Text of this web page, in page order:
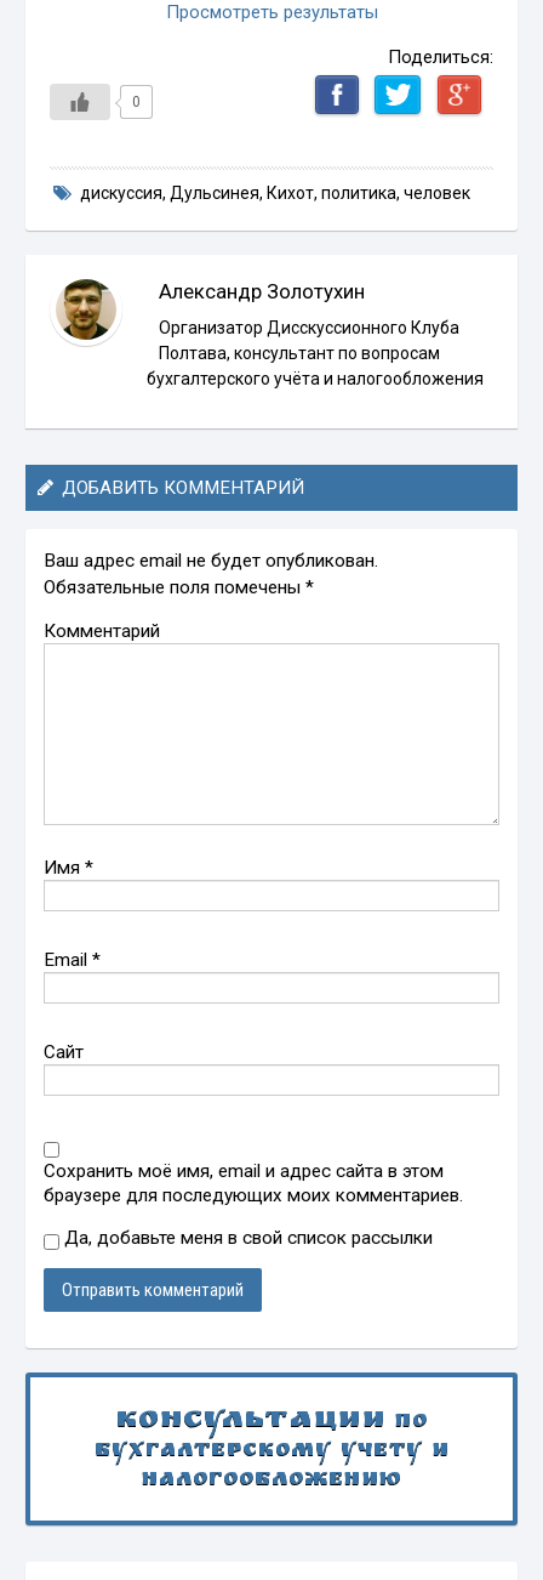
Просмотреть результаты
Поделиться:
0
дискуссия, Дульсинея, Кихот, политика, человек
Александр Золотухин
Организатор Дисскуссионного Клуба
Полтава, консультант по вопросам
бухгалтерского учёта и налогообложения
ДОБАВИТЬ КОММЕНТАРИЙ
Ваш адрес email не будет опубликован.
Обязательные поля помечены*
Комментарий
Имя*
Email*
Сайт
Сохранить моё имя, email и адрес сайта в этом
браузере для последующих моих комментариев.
Да, добавьте меня в свой список рассылки
Консультации по
бухгалтерскому учету и
налогообложению